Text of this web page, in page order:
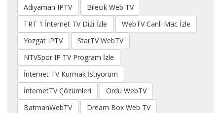
Adıyaman IPTV
Bilecik Web TV
TRT 1 İnternet TV Dizi İzle
WebTV Canlı Mac İzle
Yozgat IPTV
StarTV WebTV
NTVSpor IP TV Program İzle
İnternet TV Kurmak İstiyorum
İnternetTV Çözümleri
Ordu WebTV
BatmanWebTV
Dream Box Web TV